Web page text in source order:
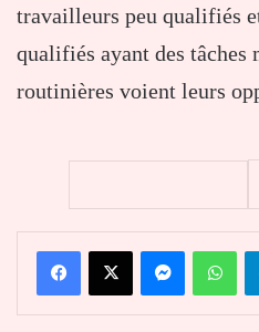
travailleurs peu qualifiés
qualifiés ayant des tâches
routinières voient leurs
FacebookX Messenger